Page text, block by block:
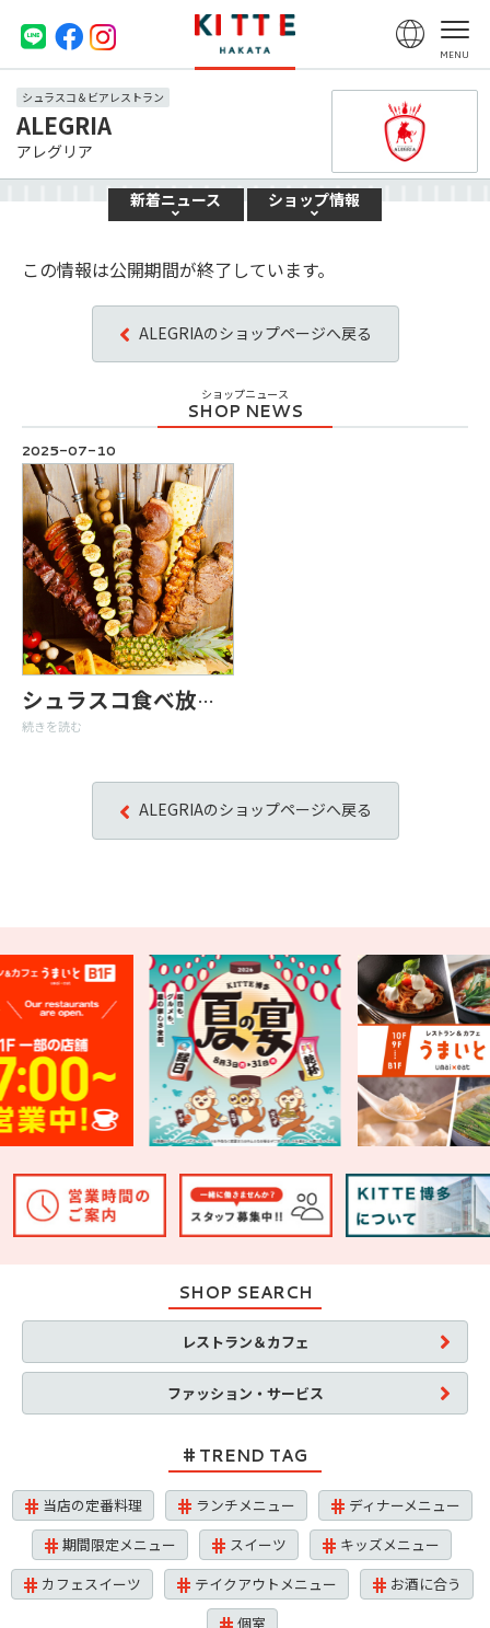
シュラスコ＆ビアレストラン
ALEGRIA
アレグリア
新着ニュース ショップ情報
この情報は公開期間が終了しています。
ALEGRIAのショップページへ戻る
ショップニュース
2025-07-10
シュラスコ食べ放題／キッズ料金
続きを読む
ALEGRIAのショップページへ戻る
SHOP SEARCH
レストラン＆カフェ
ファッション・サービス
TREND TAG
当店の定番料理 ランチメニュー
ディナーメニュー
期間限定メニュー
スイーツ
キッズメニュー
カフェスイーツ
テイクアウトメニュー
お酒に合う
個室